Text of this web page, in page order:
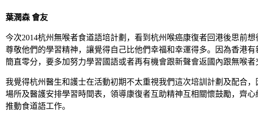
葉潤森 會友
今次2014杭州無喉者食道語培計劃，看到杭州喉癌康復者回港後思前
尊敬他們的學習精神，讓覺得自己比他們幸福和幸運得多。因為香港
簡直零分，要多加努力學習國語或者再有機會跟新聲會返國內跟無喉者
我覺得杭州醫生和護士在活動初期不太重視我們這次培訓計劃及配合
場所及醫護安排學習時間表，領導康復者互助精神互相關懷鼓勵，齊
推動食道語工作。